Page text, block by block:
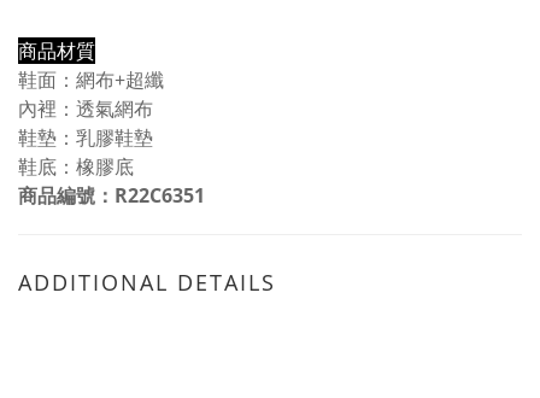
商品材質
鞋面：網布+超纖
內裡：透氣網布
鞋墊：乳膠鞋墊
鞋底：橡膠底
商品編號： R22C6351
ADDITIONAL DETAILS